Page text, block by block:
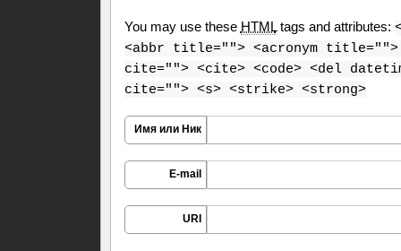
You may use these HTMLtags and attributes:
<abbr title=""> <acronym title="">
cite=""> <cite> <code> <del
cite=""> <s> <strike> <strong>
Имя или Ник
E-mail
URI